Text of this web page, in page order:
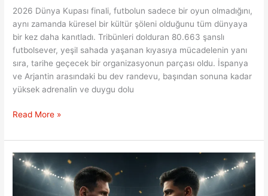
2026 Dünya Kupası finali, futbolun sadece bir oyun olmadığını,
aynı zamanda küresel bir kültür şöleni olduğunu tüm dünyaya
bir kez daha kanıtladı. Tribünleri dolduran 80.663 şanslı
futbolsever, yeşil sahada yaşanan kıyasıya mücadelenin yanı
sıra, tarihe geçecek bir organizasyonun parçası oldu. İspanya
ve Arjantin arasındaki bu dev randevu, başından sonuna kadar
yüksek adrenalin ve duygu dolu
Boğaların
Arjantin
Karşısında
Tarihi
Şampiyonluk
Read More »